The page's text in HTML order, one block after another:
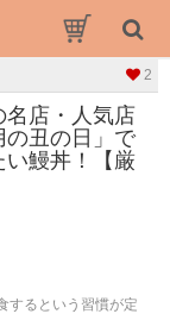
2
名店・人気店
の丑の日」で
い鰻丼！【厳
するという習慣が定